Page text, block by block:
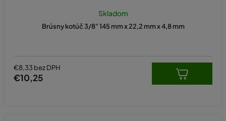
Brúsny kotúč 3/8" 145 mm x 22,2 mm x 4,8 mm
Skladom
€8,33 bez DPH
€10,25